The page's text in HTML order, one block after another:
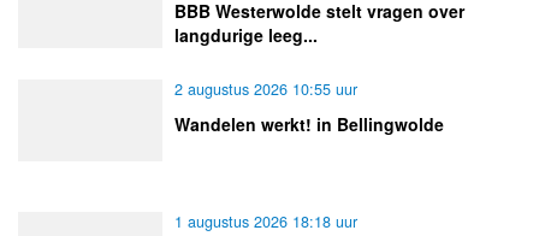
BBB Westerwolde stelt vragen over
langdurige leeg...
2 augustus 2026 10:55 uur
Wandelen werkt! in Bellingwolde
1 augustus 2026 18:18 uur